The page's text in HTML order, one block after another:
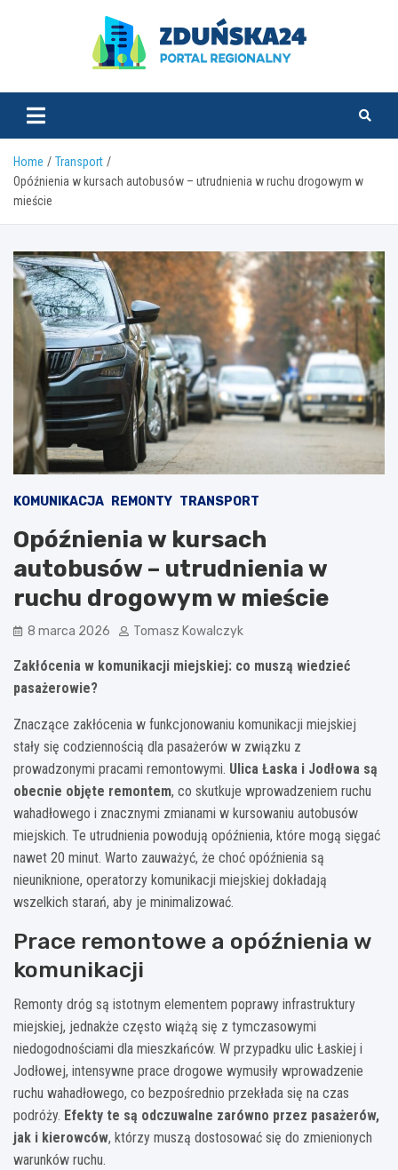
zdunska24.pl
Home
Transport
Opóźnienia w kursach autobusów – utrudnienia w ruchu drogowym w
mieście
KOMUNIKACJA REMONTY TRANSPORT
Opóźnienia w kursach
autobusów – utrudnienia w
ruchu drogowym w mieście
8 marca 2026 Tomasz Kowalczyk
Zakłócenia w komunikacji miejskiej: co muszą wiedzieć
pasażerowie?
Znaczące zakłócenia w funkcjonowaniu komunikacji miejskiej
stały się codziennością dla pasażerów w związku z
prowadzonymi pracami remontowymi. Ulica Łaska i Jodłowa są
obecnie objęte remontem, co skutkuje wprowadzeniem ruchu
wahadłowego i znacznymi zmianami w kursowaniu autobusów
miejskich. Te utrudnienia powodują opóźnienia, które mogą sięgać
nawet 20 minut. Warto zauważyć, że choć opóźnienia są
nieuniknione, operatorzy komunikacji miejskiej dokładają
wszelkich starań, aby je minimalizować.
Prace remontowe a opóźnienia w
komunikacji
Remonty dróg są istotnym elementem poprawy infrastruktury
miejskiej, jednakże często wiążą się z tymczasowymi
niedogodnościami dla mieszkańców. W przypadku ulic Łaskiej i
Jodłowej, intensywne prace drogowe wymusiły wprowadzenie
ruchu wahadłowego, co bezpośrednio przekłada się na czas
podróży. Efekty te są odczuwalne zarówno przez pasażerów,
jak i kierowców, którzy muszą dostosować się do zmienionych
warunków ruchu.